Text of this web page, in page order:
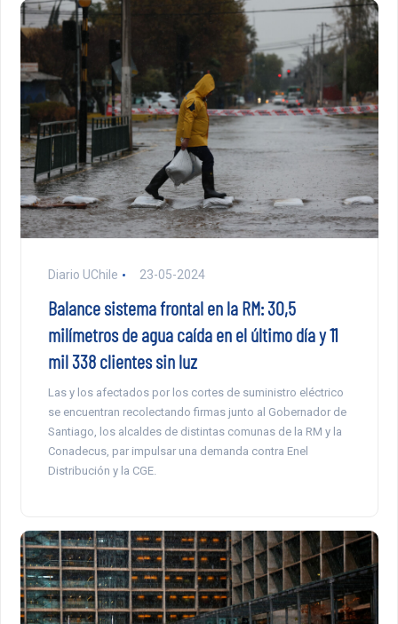
Diario UChile 23-05-2024
Balance sistema frontal en la RM: 30,5
milímetros de agua caída en el último día y 11
mil 338 clientes sin luz
Las y los afectados por los cortes de suministro eléctrico
se encuentran recolectando firmas junto al Gobernador de
Santiago, los alcaldes de distintas comunas de la RM y la
Conadecus, par impulsar una demanda contra Enel
Distribución y la CGE.